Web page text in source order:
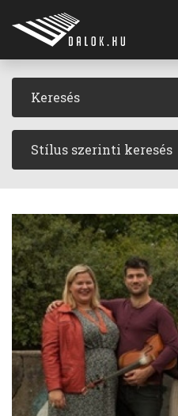
Stílus szerinti keresés